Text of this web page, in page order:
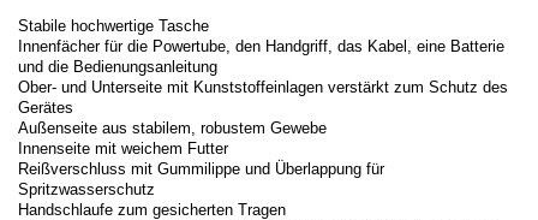
Stabile hochwertige Tasche
Innenfächer für die Powertube, den Handgriff, das Kabel, eine Batterie
und die Bedienungsanleitung
Ober- und Unterseite mit Kunststoffeinlagen verstärkt zum Schutz des
Gerätes
Außenseite aus stabilem, robustem Gewebe
Innenseite mit weichem Futter
Reißverschluss mit Gummilippe und Überlappung für
Spritzwasserschutz
Handschlaufe zum gesicherten Tragen